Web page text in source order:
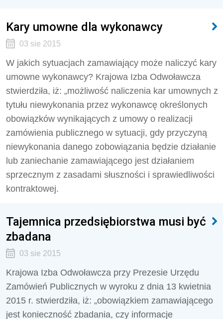
Kary umowne dla wykonawcy
03 sie 2015
W jakich sytuacjach zamawiający może naliczyć kary
umowne wykonawcy? Krajowa Izba Odwoławcza
stwierdziła, iż: „możliwość naliczenia kar umownych z
tytułu niewykonania przez wykonawcę określonych
obowiązków wynikających z umowy o realizacji
zamówienia publicznego w sytuacji, gdy przyczyną
niewykonania danego zobowiązania będzie działanie
lub zaniechanie zamawiającego jest działaniem
sprzecznym z zasadami słuszności i sprawiedliwości
kontraktowej.
Tajemnica przedsiębiorstwa musi być
zbadana
03 sie 2015
Krajowa Izba Odwoławcza przy Prezesie Urzędu
Zamówień Publicznych w wyroku z dnia 13 kwietnia
2015 r. stwierdziła, iż: „obowiązkiem zamawiającego
jest konieczność zbadania, czy informacje